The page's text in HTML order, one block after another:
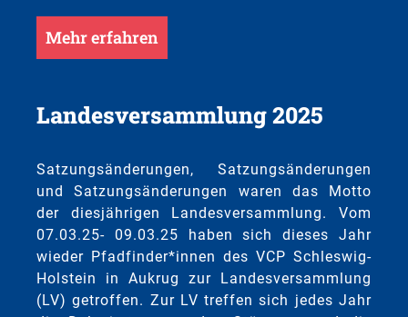
Mehr erfahren
Landesversammlung 2025
Satzungsänderungen, Satzungsänderungen
und Satzungsänderungen waren das Motto
der diesjährigen Landesversammlung. Vom
07.03.25- 09.03.25 haben sich dieses Jahr
wieder Pfadfinder*innen des VCP Schleswig-
Holstein in Aukrug zur Landesversammlung
(LV) getroffen. Zur LV treffen sich jedes Jahr